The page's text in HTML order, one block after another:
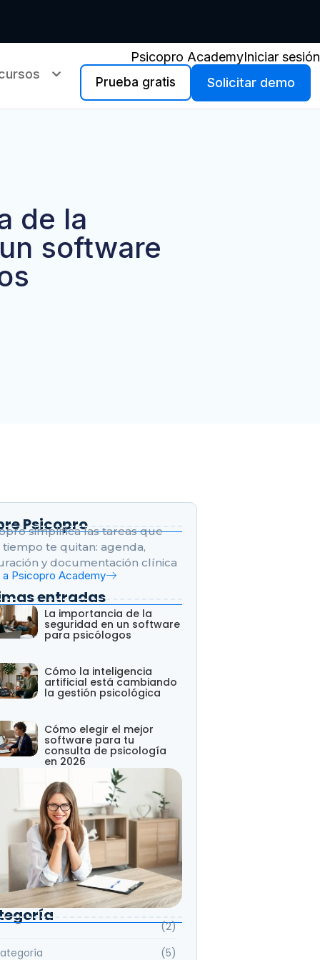
Psicopro AcademyIniciar sesión
Prueba gratis Solicitar demo
de la
software
Psicopro
simplifica las tareas que
tiempo te quitan: agenda,
y documentación clínica
a Psicopro Academy
entradas
La importancia de la
seguridad en un software
para psicólogos
Cómo la inteligencia
artificial está cambiando
la gestión psicológica
Cómo elegir el mejor
software para tu
consulta de psicología
en 2026
(2)
(5)